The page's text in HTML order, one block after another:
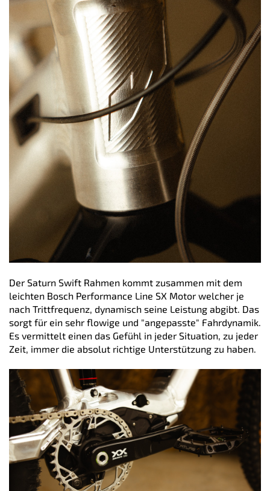
Der Saturn Swift Rahmen kommt zusammen mit dem
leichten Bosch Performance Line SX Motor welcher je
nach Trittfrequenz, dynamisch seine Leistung abgibt. Das
sorgt für ein sehr flowige und "angepasste" Fahrdynamik.
Es vermittelt einen das Gefühl in jeder Situation, zu jeder
Zeit, immer die absolut richtige Unterstützung zu haben.